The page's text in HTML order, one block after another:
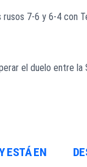
7-6 y 6-4 con
el duelo entre
ESTÁ EN